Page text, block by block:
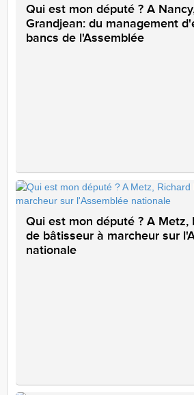
Qui est mon député ? A
Grandjean: du management
bancs de l'Assemblée
Qui est mon député ? A Metz,
de bâtisseur à marcheur sur
nationale